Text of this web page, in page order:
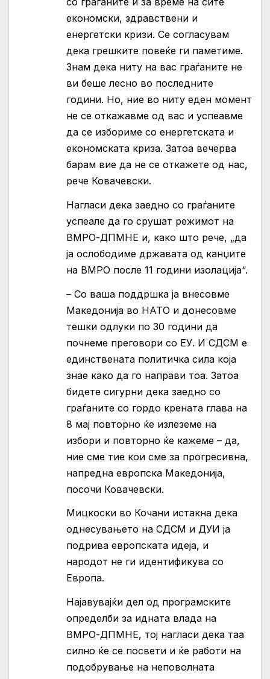
економски, здравствени и
енергетски кризи. Се согласувам
дека грешките повеќе ги паметиме.
Знам дека ниту на вас граѓаните не
ви беше лесно во последните
години. Но, ние во ниту еден момент
не се откажавме од вас и успеавме
да се избориме со енергетската и
економската криза. Затоа вечерва
барам вие да не се откажете од нас,
рече Ковачевски.
Нагласи дека заедно со граѓаните
успеале да го срушат режимот на
ВМРО-ДПМНЕ и, како што рече, „да
ја ослободиме државата од канџите
на ВМРО после 11 години изолација“.
– Со ваша поддршка ја внесовме
Македонија во НАТО и донесовме
тешки одлуки по 30 години да
почнеме преговори со ЕУ. И СДСМ е
единствената политичка сила која
знае како да го направи тоа. Затоа
бидете сигурни дека заедно со
граѓаните со гордо крената глава на
8 мај повторно ќе излеземе на
избори и повторно ќе кажеме – да,
ние сме тие кои сме за прогресивна,
напредна европска Македонија,
посочи Ковачевски.
Мицкоски во Кочани истакна дека
однесувањето на СДСМ и ДУИ ја
подрива европската идеја, и
народот не ги идентификува со
Европа.
Најавувајќи дел од програмските
определби за идната влада на
ВМРО-ДПМНЕ, тој нагласи дека таа
силно ќе се посвети и ќе работи на
подобрување на неповолната